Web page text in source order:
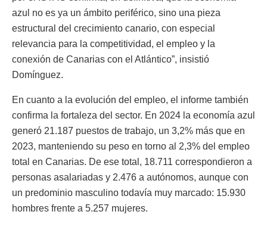
azul no es ya un ámbito periférico, sino una pieza
estructural del crecimiento canario, con especial
relevancia para la competitividad, el empleo y la
conexión de Canarias con el Atlántico”, insistió
Domínguez.
En cuanto a la evolución del empleo, el informe también
confirma la fortaleza del sector. En 2024 la economía azul
generó 21.187 puestos de trabajo, un 3,2% más que en
2023, manteniendo su peso en torno al 2,3% del empleo
total en Canarias. De ese total, 18.711 correspondieron a
personas asalariadas y 2.476 a autónomos, aunque con
un predominio masculino todavía muy marcado: 15.930
hombres frente a 5.257 mujeres.